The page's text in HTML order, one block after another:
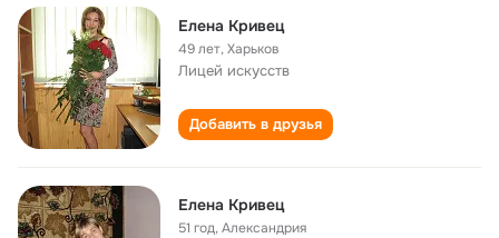
Елена Кривец
49 лет,Харьков
Лицей искусств
Добавить в друзья
Елена Кривец
51 год,Александрия